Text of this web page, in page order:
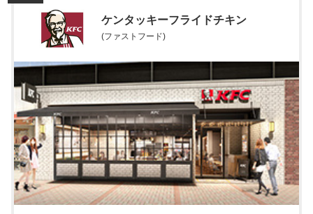
ケンタッキーフライドチキン
(ファストフード)